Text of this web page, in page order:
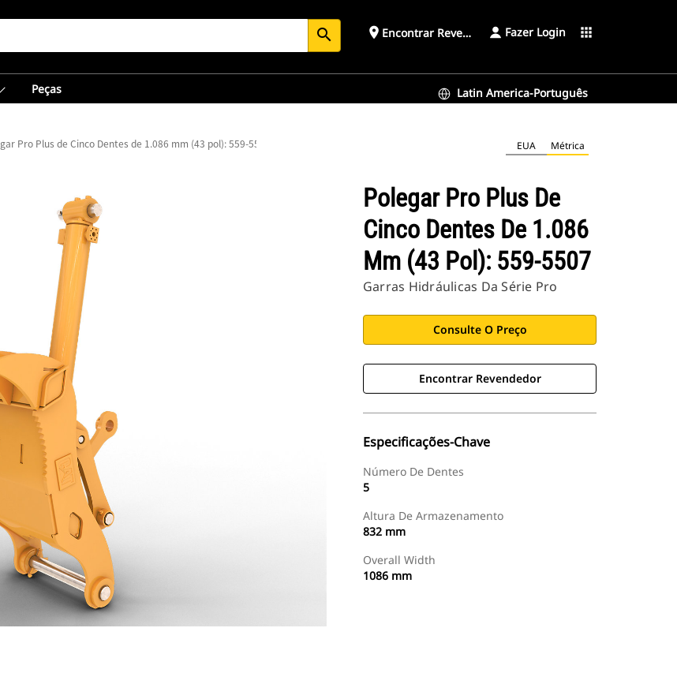
search place Encontrar Revendedor Fazer Login apps
Peças Latin America-Português
Pro Plus de Cinco Dentes de 1.086 mm (43 pol): 559-5507 EUA Métrica
Polegar Pro Plus De
Cinco Dentes De 1.086
Mm (43 Pol): 559-5507
Garras Hidráulicas Da Série Pro
Consulte O Preço
Encontrar Revendedor
Especificações-Chave
Número De Dentes
5
Altura De Armazenamento
832 mm
Overall Width
1086 mm